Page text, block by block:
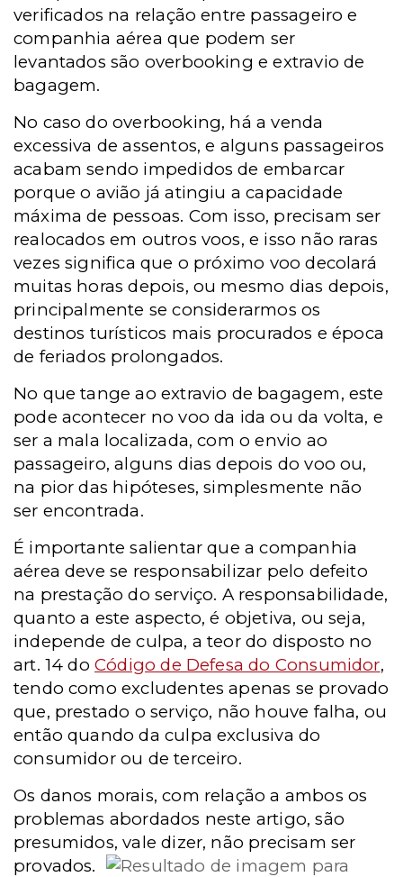
verificados na relação entre passageiro e
companhia aérea que podem ser
levantados são overbooking e extravio de
bagagem.
No caso do overbooking, há a venda
excessiva de assentos, e alguns passageiros
acabam sendo impedidos de embarcar
porque o avião já atingiu a capacidade
máxima de pessoas. Com isso, precisam ser
realocados em outros voos, e isso não raras
vezes significa que o próximo voo decolará
muitas horas depois, ou mesmo dias depois,
principalmente se considerarmos os
destinos turísticos mais procurados e época
de feriados prolongados.
No que tange ao extravio de bagagem, este
pode acontecer no voo da ida ou da volta, e
ser a mala localizada, com o envio ao
passageiro, alguns dias depois do voo ou,
na pior das hipóteses, simplesmente não
ser encontrada.
É importante salientar que a companhia
aérea deve se responsabilizar pelo defeito
na prestação do serviço. A responsabilidade,
quanto a este aspecto, é objetiva, ou seja,
independe de culpa, a teor do disposto no
art. 14 doCódigo de Defesa do Consumidor,
tendo como excludentes apenas se provado
que, prestado o serviço, não houve falha, ou
então quando da culpa exclusiva do
consumidor ou de terceiro.
Os danos morais, com relação a ambos os
problemas abordados neste artigo, são
presumidos, vale dizer, não precisam ser
provados.